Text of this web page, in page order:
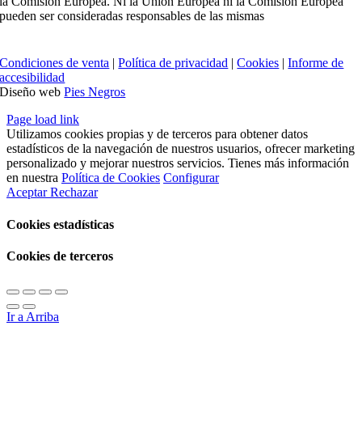
pueden ser consideradas responsables de las mismas
Condiciones de venta |Política de privacidad |Cookies |Informe de
accesibilidad
Diseño webPies Negros
Page load link
Utilizamos cookies propias y de terceros para obtener datos
estadísticos de la navegación de nuestros usuarios, ofrecer marketing
personalizado y mejorar nuestros servicios. Tienes más información
en nuestra Política de Cookies Configurar
AceptarRechazar
Cookies estadísticas
Cookies de terceros
Ir a Arriba